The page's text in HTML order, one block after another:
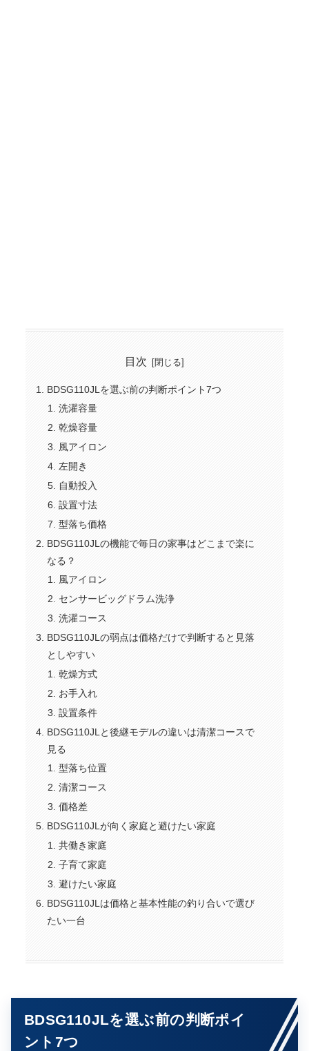
目次
BDSG110JLを選ぶ前の判断ポイント7つ
洗濯容量
乾燥容量
風アイロン
左開き
自動投入
設置寸法
型落ち価格
BDSG110JLの機能で毎日の家事はどこまで楽に
なる？
風アイロン
センサービッグドラム洗浄
洗濯コース
BDSG110JLの弱点は価格だけで判断すると見落
としやすい
乾燥方式
お手入れ
設置条件
BDSG110JLと後継モデルの違いは清潔コースで
見る
型落ち位置
清潔コース
価格差
BDSG110JLが向く家庭と避けたい家庭
共働き家庭
子育て家庭
避けたい家庭
BDSG110JLは価格と基本性能の釣り合いで選び
たい一台
BDSG110JLを選ぶ前の判断ポイ
ント7つ